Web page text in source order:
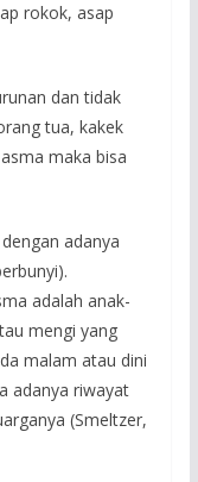
rokok, asap
dan tidak
tua, kakek
maka bisa
adanya
adalah anak-
mengi yang
malam atau dini
adanya riwayat
(Smeltzer,